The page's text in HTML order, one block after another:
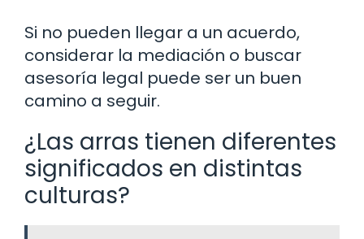
Si no pueden llegar a un acuerdo,
considerar la mediación o buscar
asesoría legal puede ser un buen
camino a seguir.
¿Las arras tienen diferentes
significados en distintas
culturas?